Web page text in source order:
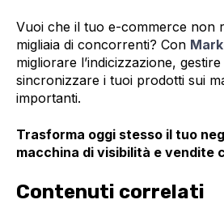
Vuoi che il tuo e-commerce non
migliaia di concorrenti? Con
migliorare l’indicizzazione,
sincronizzare i tuoi prodotti sui
importanti.
Trasforma oggi stesso il tuo
macchina di visibilità e vendite
Contenuti correlati